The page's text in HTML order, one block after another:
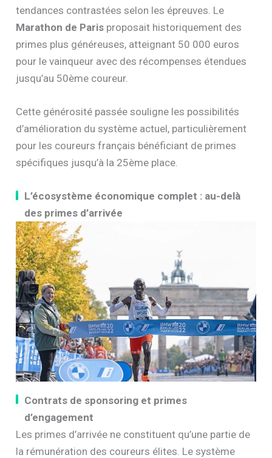
tendances contrastées selon les épreuves. Le
Marathon de Paris proposait historiquement des
primes plus généreuses, atteignant 50 000 euros
pour le vainqueur avec des récompenses étendues
jusqu’au 50ème coureur.
Cette générosité passée souligne les possibilités
d’amélioration du système actuel, particulièrement
pour les coureurs français bénéficiant de primes
spécifiques jusqu’à la 25ème place.
L’écosystème économique complet : au-delà
des primes d’arrivée
Contrats de sponsoring et primes
d’engagement
Les primes d’arrivée ne constituent qu’une partie de
la rémunération des coureurs élites. Le système